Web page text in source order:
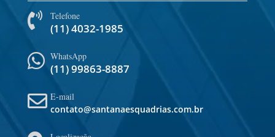
 Telefone
(11) 4032-1985
 WhatsApp
(11) 99863-8887
 E-mail
contato@santanaesquadrias.com.br